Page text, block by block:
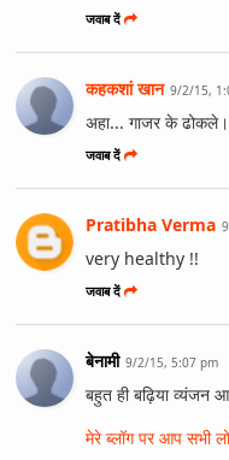
जवाब दें
कहकशां खान 9/2/15,
अहा... गाजर के
जवाब दें
Pratibha Verma
very healthy !!
जवाब दें
बेनामी 9/2/15, 5:07 pm
बहुत ही बढ़िया व्यंजन
मेरे ब्लॉग पर आप सभी